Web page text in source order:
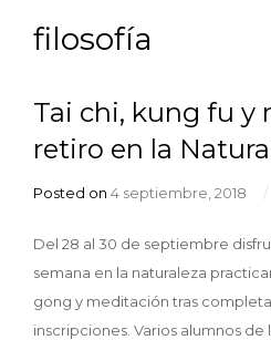
filosofía
Tai chi, kung fu y
retiro en la
Posted on 4 septiembre, 2018 /
Del 28 al 30 de septiembre
semana en la naturaleza
gong y meditación tras
inscripciones. Varios alumnos de